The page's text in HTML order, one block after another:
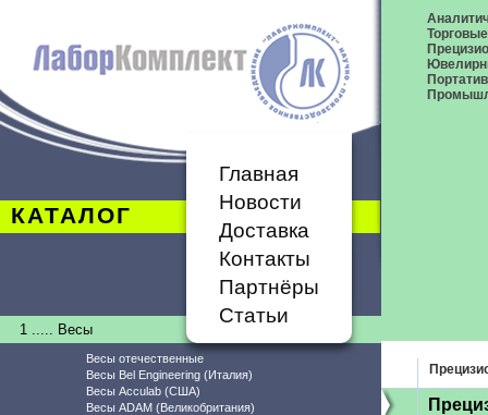
КАТАЛОГ
Главная
Новости
Доставка
Контакты
Партнёры
Статьи
1 ..... Весы
Весы отечественные
Весы Bel Engineering (Италия)
Весы Acculab (США)
Весы ADAM (Великобритания)